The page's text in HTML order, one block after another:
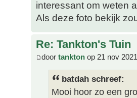
interessant om weten
Als deze foto bekijk
Re: Tankton's Tuin
door tankton op 21 nov
batdah schreef:
Mooi hoor zo een